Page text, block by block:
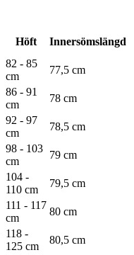
Höft Innersömslängd
82 - 85
cm
77,5 cm
86 - 91
cm
78 cm
92 - 97
cm
78,5 cm
98 - 103
cm
79 cm
104 -
110 cm
79,5 cm
111 - 117
cm
80 cm
118 -
125 cm
80,5 cm